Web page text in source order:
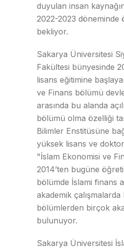
duyulan insan
2022-2023 döneminde
bekliyor.
Sakarya Üniversitesi
Fakültesi bünyesinde
lisans eğitimine
ve Finans bölümü
arasında bu alanda
bölümü olma özelliği
Bilimler Enstitüsüne
yüksek lisans ve
"İslam Ekonomisi ve
2014’ten bugüne
bölümde İslami finans
akademik
bölümlerden birçok
bulunuyor.
Sakarya Üniversitesi